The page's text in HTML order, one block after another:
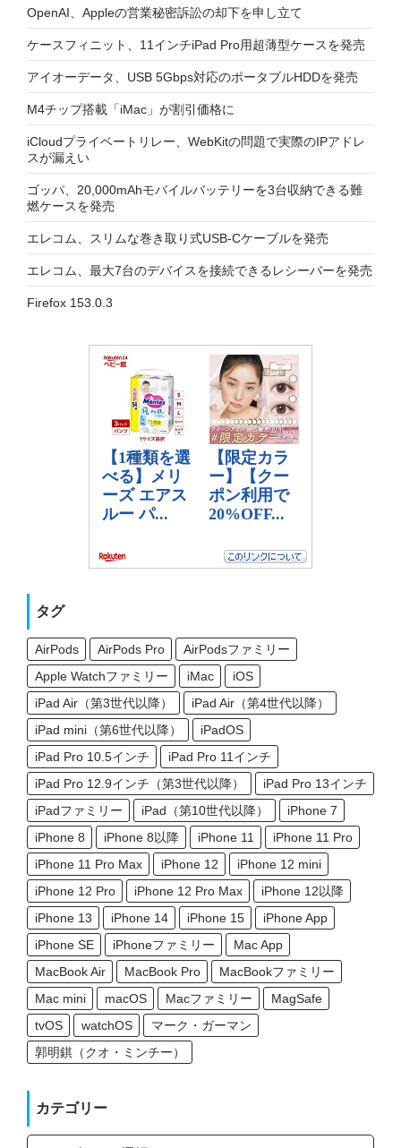
OpenAI、Appleの営業秘密訴訟の却下を申し立て
ケースフィニット、11インチiPad Pro用超薄型ケースを発売
アイオーデータ、USB 5Gbps対応のポータブルHDDを発売
M4チップ搭載「iMac」が割引価格に
iCloudプライベートリレー、WebKitの問題で実際のIPアドレ
スが漏えい
ゴッパ、20,000mAhモバイルバッテリーを3台収納できる難
燃ケースを発売
エレコム、スリムな巻き取り式USB-Cケーブルを発売
エレコム、最大7台のデバイスを接続できるレシーバーを発売
Firefox 153.0.3
タグ
AirPods AirPods Pro
AirPodsファミリー
Apple Watchファミリー
iMac
iOS
iPad Air（第3世代以降）
iPad Air（第4世代以降）
iPad mini（第6世代以降）
iPadOS
iPad Pro 10.5インチ
iPad Pro 11インチ
iPad Pro 12.9インチ（第3世代以降）
iPad Pro 13インチ
iPadファミリー
iPad（第10世代以降）
iPhone 7
iPhone 8
iPhone 8以降 iPhone 11
iPhone 11 Pro
iPhone 11 Pro Max
iPhone 12
iPhone 12 mini
iPhone 12 Pro
iPhone 12 Pro Max
iPhone 12以降
iPhone 13
iPhone 14 iPhone 15
iPhone App
iPhone SE
iPhoneファミリー
Mac App
MacBook Air
MacBook Pro
MacBookファミリー
Mac mini
macOS Macファミリー
MagSafe
tvOS
watchOS
マーク・ガーマン
郭明錤（クオ・ミンチー）
カテゴリー
カ